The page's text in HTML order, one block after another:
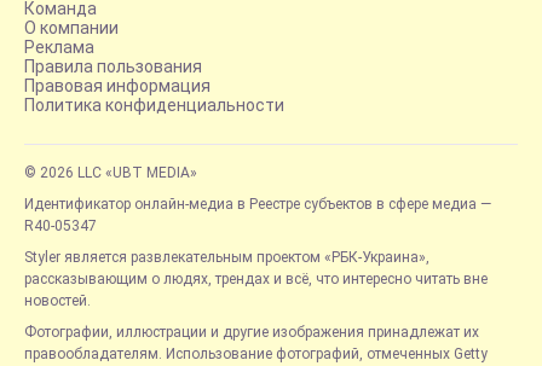
Команда
О компании
Реклама
Правила пользования
Правовая информация
Политика конфиденциальности
© 2026 LLC «UBT MEDIA»
Идентификатор онлайн-медиа в Реестре субъектов в сфере медиа —
R40-05347
Styler является развлекательным проектом «РБК-Украина»,
рассказывающим о людях, трендах и всё, что интересно читать вне
новостей.
Фотографии, иллюстрации и другие изображения принадлежат их
правообладателям. Использование фотографий, отмеченных Getty